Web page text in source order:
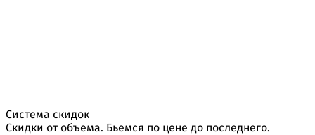
Система скидок
Скидки от объема. Бьемся по цене до последнего.